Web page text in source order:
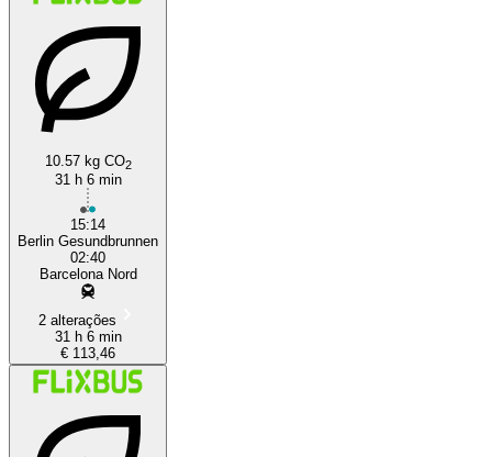
10.57 kg CO2
31 h 6 min
15:14
Berlin Gesundbrunnen
02:40
Barcelona Nord
2 alterações
31 h 6 min
€ 113,46